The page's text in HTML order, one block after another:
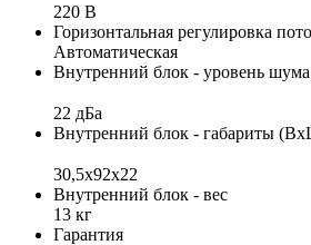
220 В
Горизонтальная регулировка
Автоматическая
Внутренний блок - уровень шума
22 дБа
Внутренний блок - габариты
30,5x92x22
Внутренний блок - вес
13 кг
Гарантия